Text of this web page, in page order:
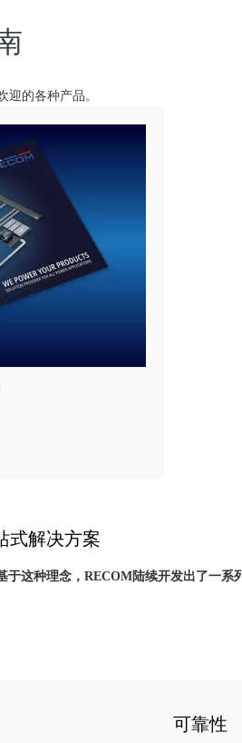
的各种产品。
式解决方案
这种理念，RECOM陆续开发出了一系
可靠性